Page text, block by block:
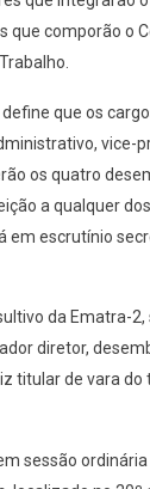
que comporão o
que os
vice-
os quatro
a qualquer
em escrutínio
da Ematra-
diretor,
titular de vara do
sessão ordinária